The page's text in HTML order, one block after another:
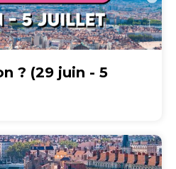
? (29 juin - 5